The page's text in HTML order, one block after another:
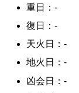
重日：-
復日：-
天火日：-
地火日：-
凶会日：-